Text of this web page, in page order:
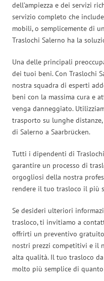
dell’ampiezza e dei servizi
servizio completo che
mobili, o semplicemente di
Traslochi Salerno ha la
Una delle principali
dei tuoi beni. Con Traslochi
nostra squadra di esperti
beni con la massima cura e
venga danneggiato.
trasporto su lunghe
di Salerno a Saarbrücken.
Tutti i dipendenti di
garantire un processo di
orgogliosi della nostra
rendere il tuo trasloco il più
Se desideri ulteriori
trasloco, ti invitiamo a
offrirti un preventivo
nostri prezzi competitivi e il
alta qualità. Il tuo trasloco da
molto più semplice di